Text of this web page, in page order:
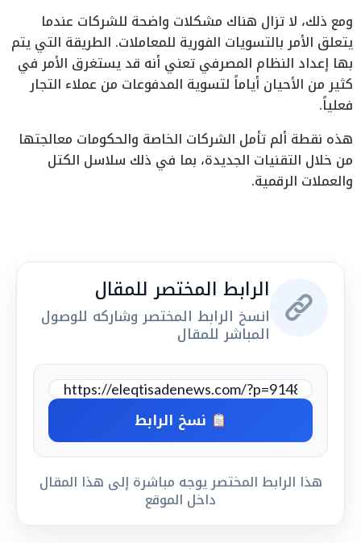
ومع ذلك، لا تزال هناك مشكلات واضحة للشركات عندما
يتعلق الأمر بالتسويات الفورية للمعاملات. الطريقة التي يتم
بها إعداد النظام المصرفي تعني أنه قد يستغرق الأمر في
كثير من الأحيان أياماً لتسوية المدفوعات من عملاء التجار
فعلياً.
هذه نقطة ألم تأمل الشركات الخاصة والحكومات معالجتها
من خلال التقنيات الجديدة، بما في ذلك سلاسل الكتل
والعملات الرقمية.
الرابط المختصر للمقال
انسخ الرابط المختصر وشاركه للوصول
المباشر للمقال
نسخ الرابط
هذا الرابط المختصر يوجه مباشرة إلى هذا المقال
داخل الموقع